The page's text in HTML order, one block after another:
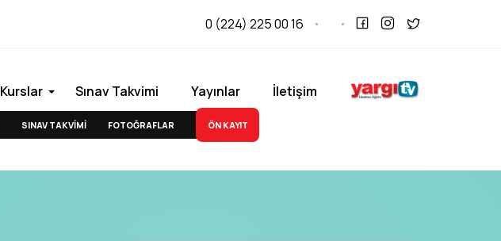
0 (224) 225 00 16
Kurslar Sınav Takvimi Yayınlar İletişim
SINAV TAKVİMİ FOTOĞRAFLAR ÖN KAYIT